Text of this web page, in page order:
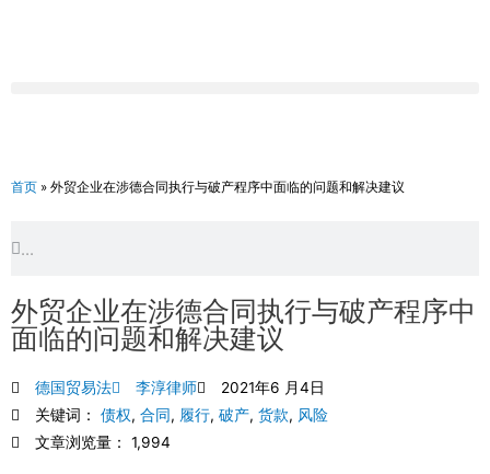
首页 » 外贸企业在涉德合同执行与破产程序中面临的问题和解决建议
外贸企业在涉德合同执行与破产程序中
面临的问题和解决建议
德国贸易法 李淳律师
2021年6 月4日
关键词：
债权,合同, 履行,破产,货款, 风险
文章浏览量： 1,994